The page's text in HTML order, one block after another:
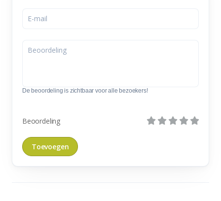
De beoordeling is zichtbaar voor alle bezoekers!
Beoordeling